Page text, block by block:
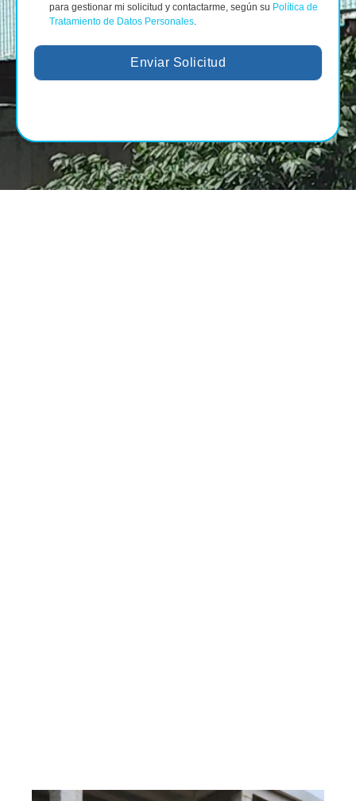
para gestionar mi solicitud y contactarme, según su Política de
Tratamiento de Datos Personales
Enviar Solicitud